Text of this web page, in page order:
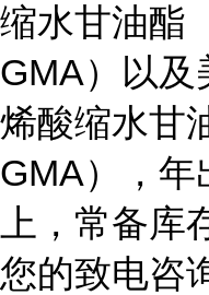
缩水甘油酯
GMA）以及
烯酸缩水甘
GMA），年
上，常备库
您的致电咨